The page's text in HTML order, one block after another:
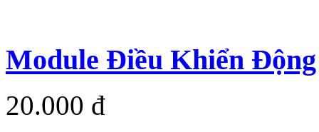
Module Điều Khiển
20.000 đ